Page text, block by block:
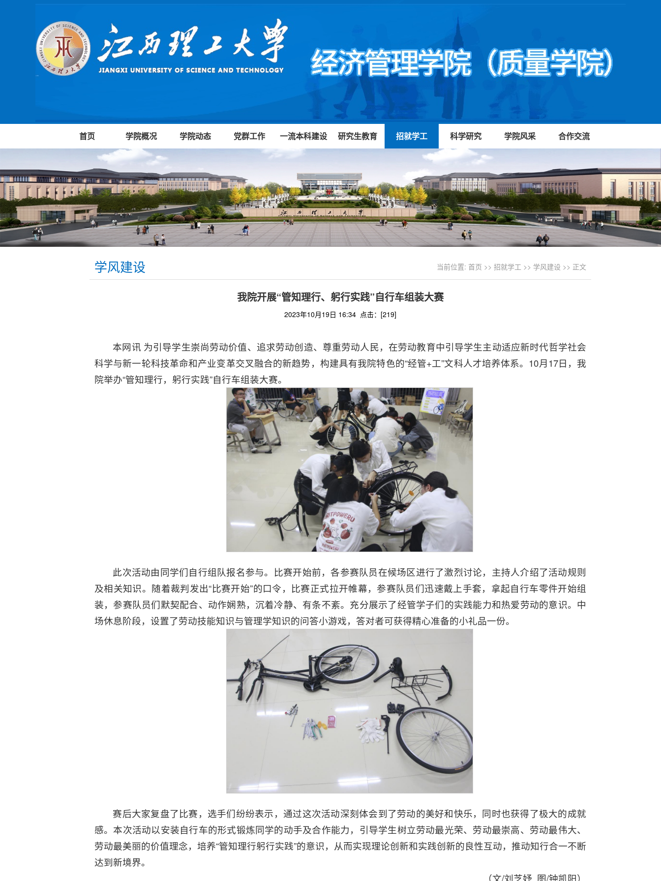
首页 学院概况 学院动态 党群工作 一流本科建设 研究生教育 招就学工 科学研究 学院风采 合作交流
学风建设 当前位置: 首页 >> 招就学工 >> 学风建设 >> 正文
我院开展“管知理行、躬行实践”自行车组装大赛
2023年10月19日 16:34 点击：[219]
本网讯 为引导学生崇尚劳动价值、追求劳动创造、尊重劳动人民，在劳动教育中引导学生主动适应新时代哲学社会
科学与新一轮科技革命和产业变革交叉融合的新趋势，构建具有我院特色的“经管+工”文科人才培养体系。10月17日，我
院举办“管知理行，躬行实践”自行车组装大赛。
此次活动由同学们自行组队报名参与。比赛开始前，各参赛队员在候场区进行了激烈讨论，主持人介绍了活动规则
及相关知识。随着裁判发出“比赛开始”的口令，比赛正式拉开帷幕，参赛队员们迅速戴上手套，拿起自行车零件开始组
装，参赛队员们默契配合、动作娴熟，沉着冷静、有条不紊。充分展示了经管学子们的实践能力和热爱劳动的意识。中
场休息阶段，设置了劳动技能知识与管理学知识的问答小游戏，答对者可获得精心准备的小礼品一份。
赛后大家复盘了比赛，选手们纷纷表示，通过这次活动深刻体会到了劳动的美好和快乐，同时也获得了极大的成就
感。本次活动以安装自行车的形式锻炼同学的动手及合作能力，引导学生树立劳动最光荣、劳动最崇高、劳动最伟大、
劳动最美丽的价值理念，培养“管知理行躬行实践”的意识，从而实现理论创新和实践创新的良性互动，推动知行合一不断
达到新境界。
（文/刘芝妤 图/钟凯阳）